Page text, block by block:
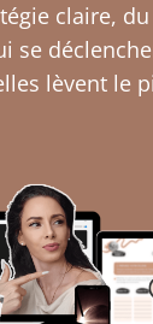
claire,
se
lèvent le